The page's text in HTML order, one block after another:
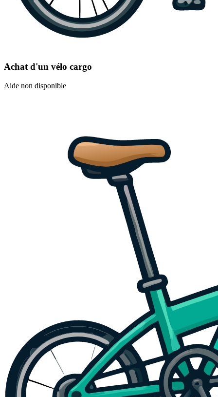
Achat d'un vélo cargo
Aide non disponible